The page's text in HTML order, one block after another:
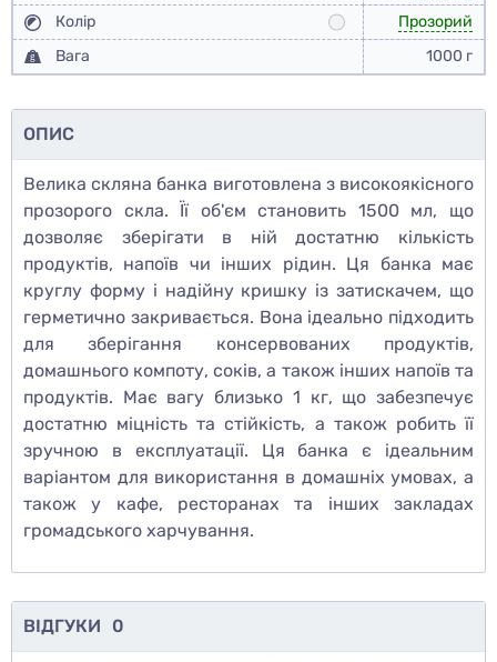
Колір
Прозорий
Вага
1000 г
ОПИС
Велика скляна банка виготовлена з високоякісного
прозорого скла. Її об'єм становить 1500 мл, що
дозволяє зберігати в ній достатню кількість
продуктів, напоїв чи інших рідин. Ця банка має
круглу форму і надійну кришку із затискачем, що
герметично закривається. Вона ідеально підходить
для зберігання консервованих продуктів,
домашнього компоту, соків, а також інших напоїв та
продуктів. Має вагу близько 1 кг, що забезпечує
достатню міцність та стійкість, а також робить її
зручною в експлуатації. Ця банка є ідеальним
варіантом для використання в домашніх умовах, а
також у кафе, ресторанах та інших закладах
громадського харчування.
ВІДГУКИ 0